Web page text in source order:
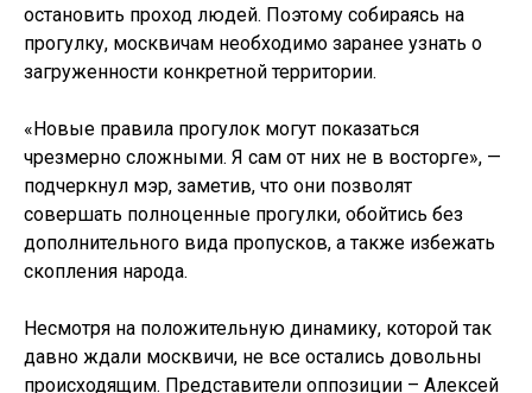
остановить проход людей. Поэтому собираясь на
прогулку, москвичам необходимо заранее узнать о
загруженности конкретной территории.
«Новые правила прогулок могут показаться
чрезмерно сложными. Я сам от них не в восторге», —
подчеркнул мэр, заметив, что они позволят
совершать полноценные прогулки, обойтись без
дополнительного вида пропусков, а также избежать
скопления народа.
Несмотря на положительную динамику, которой так
давно ждали москвичи, не все остались довольны
происходящим. Представители оппозиции – Алексей